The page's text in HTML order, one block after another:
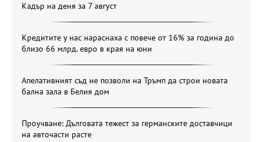
Кадър на деня за 7 август
Кредитите у нас нараснаха с повече от 16% за година до
близо 66 млрд. евро в края на юни
Апелативният съд не позволи на Тръмп да строи новата
бална зала в Белия дом
Проучване: Дълговата тежест за германските доставчици
на авточасти расте